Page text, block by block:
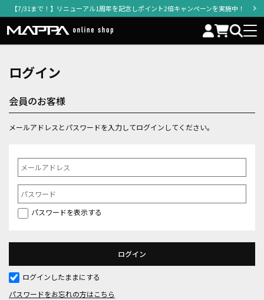
【7/31まで！】リニューアル1周年を記念しポイント2倍キャンペーンを実施中！
ログイン
会員のお客様
メールアドレスとパスワードを入力してログインしてください。
パスワードを表示する
ログインしたままにする
パスワードをお忘れの方はこちら